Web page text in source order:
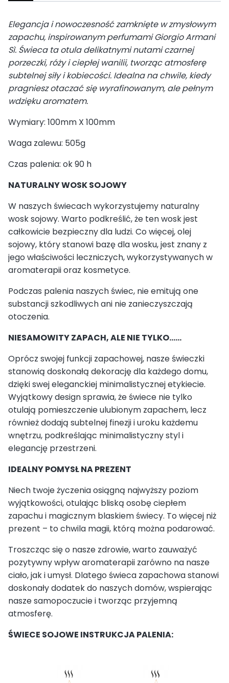
Elegancja i nowoczesność zamknięte w zmysłowym
zapachu, inspirowanym perfumami Giorgio Armani
Sì. Świeca ta otula delikatnymi nutami czarnej
porzeczki, róży i ciepłej wanilii, tworząc atmosferę
subtelnej siły i kobiecości. Idealna na chwile, kiedy
pragniesz otaczać się wyrafinowanym, ale pełnym
wdzięku aromatem.
Wymiary: 100mm X 100mm
Waga zalewu: 505g
Czas palenia: ok 90 h
NATURALNY WOSK SOJOWY
W naszych świecach wykorzystujemy naturalny
wosk sojowy. Warto podkreślić, że ten wosk jest
całkowicie bezpieczny dla ludzi. Co więcej, olej
sojowy, który stanowi bazę dla wosku, jest znany z
jego właściwości leczniczych, wykorzystywanych w
aromaterapii oraz kosmetyce.
Podczas palenia naszych świec, nie emitują one
substancji szkodliwych ani nie zanieczyszczają
otoczenia.
NIESAMOWITY ZAPACH, ALE NIE TYLKO……
Oprócz swojej funkcji zapachowej, nasze świeczki
stanowią doskonałą dekorację dla każdego domu,
dzięki swej eleganckiej minimalistycznej etykiecie.
Wyjątkowy design sprawia, że świece nie tylko
otulają pomieszczenie ulubionym zapachem, lecz
również dodają subtelnej finezji i uroku każdemu
wnętrzu, podkreślając minimalistyczny styl i
elegancję przestrzeni.
IDEALNY POMYSŁ NA PREZENT
Niech twoje życzenia osiągną najwyższy poziom
wyjątkowości, otulając bliską osobę ciepłem
zapachu i magicznym blaskiem świecy. To więcej niż
prezent – to chwila magii, którą można podarować.
Troszcząc się o nasze zdrowie, warto zauważyć
pozytywny wpływ aromaterapii zarówno na nasze
ciało, jak i umysł. Dlatego świeca zapachowa stanowi
doskonały dodatek do naszych domów, wspierając
nasze samopoczucie i tworząc przyjemną
atmosferę.
ŚWIECE SOJOWE INSTRUKCJA PALENIA: